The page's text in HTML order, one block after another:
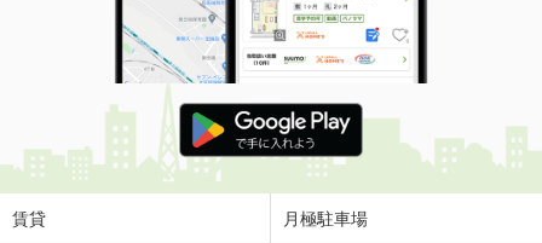
間取り
1LDK
茨城県鹿嶋市大字宮中
価 格
4.70万円
住 所
茨城県鹿嶋市大字宮中
専有面積
賃貸 月極駐車場